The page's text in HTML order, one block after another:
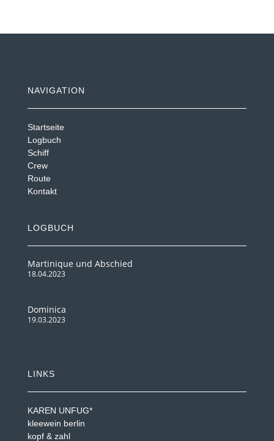
NAVIGATION
Startseite
Logbuch
Schiff
Crew
Route
Kontakt
LOGBUCH
Martinique und Abschied
18.04.2023
Dominica
19.03.2023
LINKS
KAREN UNFUG*
kleewein berlin
kopf & zahl